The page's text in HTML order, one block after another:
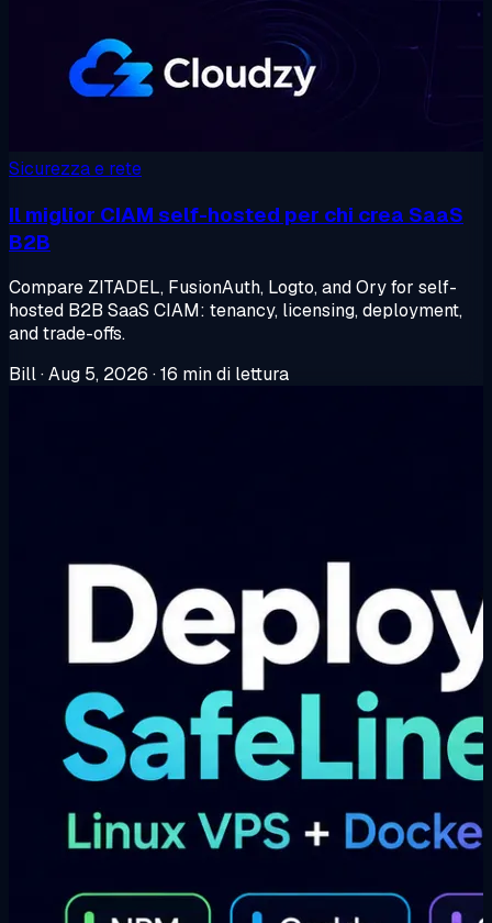
Sicurezza e rete
Il miglior CIAM self-hosted per chi crea SaaS
B2B
Compare ZITADEL, FusionAuth, Logto, and Ory for self-
hosted B2B SaaS CIAM: tenancy, licensing, deployment,
and trade-offs.
Bill·Aug 5, 2026 ·16 min di lettura